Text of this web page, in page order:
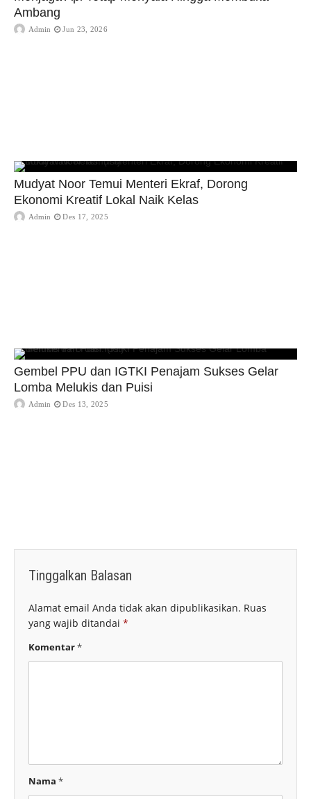
Ambang
Admin Jun 23, 2026
Mudyat Noor Temui Menteri Ekraf, Dorong
Ekonomi Kreatif Lokal Naik Kelas
Admin Des 17, 2025
Gembel PPU dan IGTKI Penajam Sukses Gelar
Lomba Melukis dan Puisi
Admin Des 13, 2025
Tinggalkan Balasan
Alamat email Anda tidak akan dipublikasikan. Ruas
yang wajib ditandai *
Komentar*
Nama *